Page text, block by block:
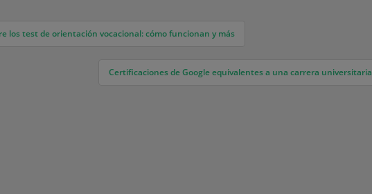
los test de orientación vocacional: cómo funcionan y más
Certificaciones de Google equivalentes a una carrera universitaria